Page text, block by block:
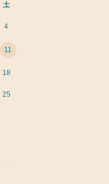
土
4
11
18
25